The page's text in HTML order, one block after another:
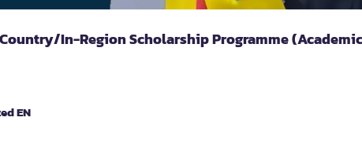
In-Region Scholarship Programme
EN